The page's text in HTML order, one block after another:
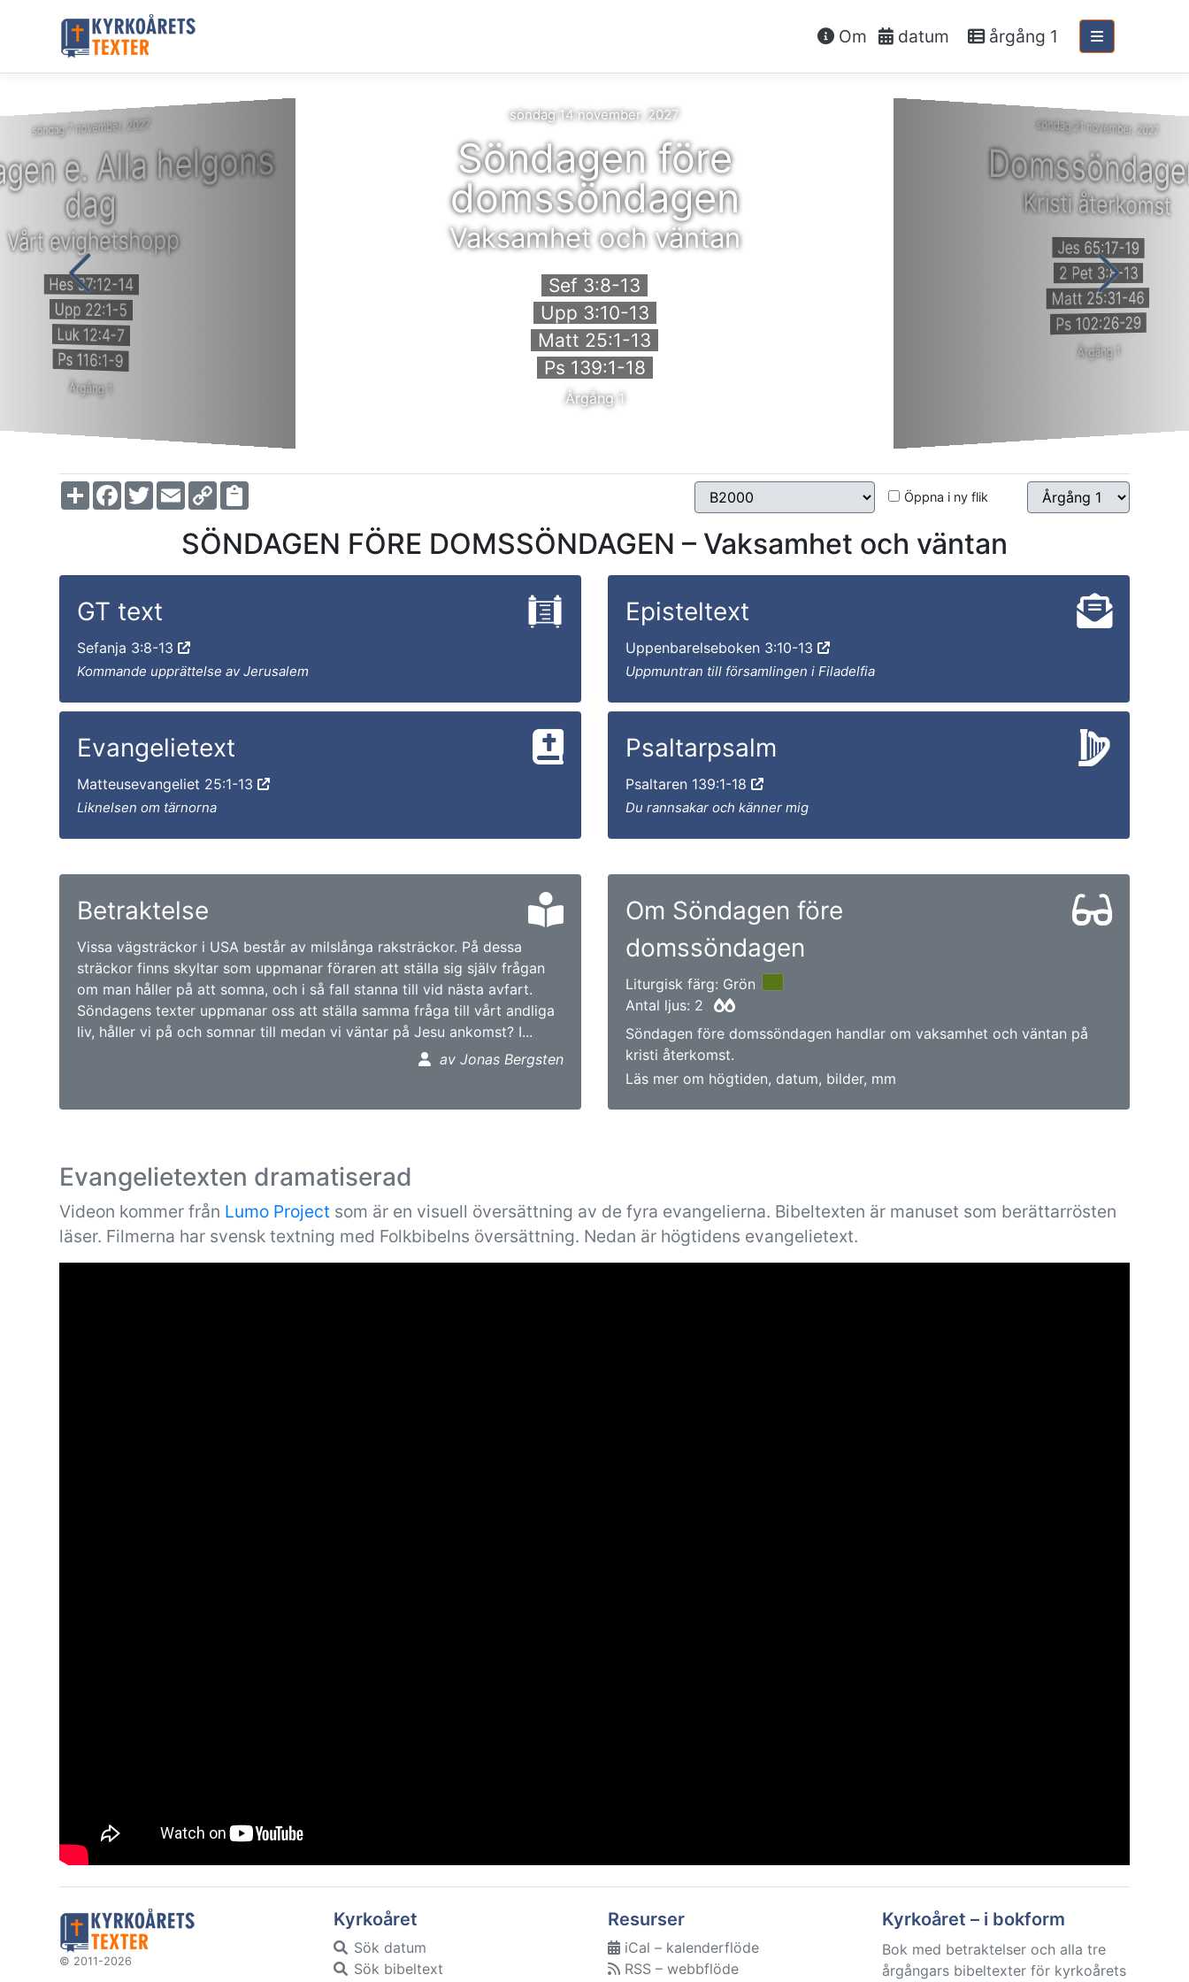
Om datum årgång 1
söndag 7 november, 2027
e. Alla helgons
dag
Vårt evighetshopp
Hes 37:12-14
Upp 22:1-5
Luk 12:4-7
Ps 116:1-9
Årgång 1
söndag 14 november, 2027
Söndagen före
domssöndagen
Vaksamhet och väntan
Sef 3:8-13
Upp 3:10-13
Matt 25:1-13
Ps 139:1-18
Årgång 1
söndag 21 november, 2027
Kristi återkomst
Jes 65:17-19
2 Pet 3:8-13
Matt 25:31-46
Ps 102:26-29
Årgång 1
ShareFacebook
TwitterEmailCopy
Link Öppna i ny flik
SÖNDAGEN FÖRE DOMSSÖNDAGEN – Vaksamhet och väntan
GT text
Sefanja 3:8-13
Kommande upprättelse av Jerusalem
Episteltext
Uppenbarelseboken 3:10-13
Uppmuntran till församlingen i Filadelfia
Evangelietext
Matteusevangeliet 25:1-13
Liknelsen om tärnorna
Psaltarpsalm
Psaltaren 139:1-18
Du rannsakar och känner mig
Betraktelse
Vissa vägsträckor i USA består av milslånga raksträckor. På dessa
sträckor finns skyltar som uppmanar föraren att ställa sig själv frågan
om man håller på att somna, och i så fall stanna till vid nästa avfart.
Söndagens texter uppmanar oss att ställa samma fråga till vårt andliga
liv, håller vi på och somnar till medan vi väntar på Jesu ankomst? I...
av Jonas Bergsten
Om Söndagen före
domssöndagen
Liturgisk färg: Grön
Antal ljus: 2
Söndagen före domssöndagen handlar om vaksamhet och väntan på
kristi återkomst.
Läs mer om högtiden, datum, bilder, mm
Evangelietexten dramatiserad
Videon kommer från Lumo Project som är en visuell översättning av de fyra evangelierna. Bibeltexten är manuset som berättarrösten
läser. Filmerna har svensk textning med Folkbibelns översättning. Nedan är högtidens evangelietext.
© 2011-2026
Kyrkoåret
Sök datum
Sök bibeltext
Resurser
iCal – kalenderflöde
RSS – webbflöde
Kyrkoåret – i bokform
Bok med betraktelser och alla tre
årgångars bibeltexter för kyrkoårets